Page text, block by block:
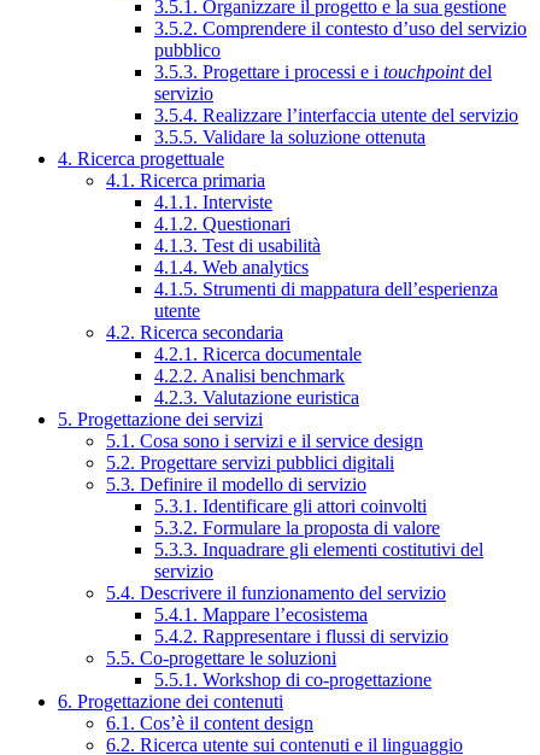
3.5.1. Organizzare il progetto e la sua gestione
3.5.2. Comprendere il contesto d’uso del servizio
pubblico
3.5.3. Progettare i processi e i touchpointdel
servizio
3.5.4. Realizzare l’interfaccia utente del servizio
3.5.5. Validare la soluzione ottenuta
4. Ricerca progettuale
4.1. Ricerca primaria
4.1.1. Interviste
4.1.2. Questionari
4.1.3. Test di usabilità
4.1.4. Web analytics
4.1.5. Strumenti di mappatura dell’esperienza
utente
4.2. Ricerca secondaria
4.2.1. Ricerca documentale
4.2.2. Analisi benchmark
4.2.3. Valutazione euristica
5. Progettazione dei servizi
5.1. Cosa sono i servizi e il service design
5.2. Progettare servizi pubblici digitali
5.3. Definire il modello di servizio
5.3.1. Identificare gli attori coinvolti
5.3.2. Formulare la proposta di valore
5.3.3. Inquadrare gli elementi costitutivi del
servizio
5.4. Descrivere il funzionamento del servizio
5.4.1. Mappare l’ecosistema
5.4.2. Rappresentare i flussi di servizio
5.5. Co-progettare le soluzioni
5.5.1. Workshop di co-progettazione
6. Progettazione dei contenuti
6.1. Cos’è il content design
6.2. Ricerca utente sui contenuti e il linguaggio